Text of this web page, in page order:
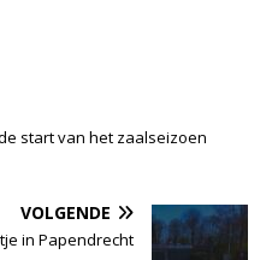
start van het zaalseizoen
VOLGENDE
in Papendrecht